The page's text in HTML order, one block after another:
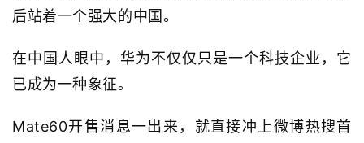
后站着一个强大的中国。
在中国人眼中，华为不仅仅只是一个科技企业，它
已成为一种象征。
Mate60开售消息一出来，就直接冲上微博热搜首